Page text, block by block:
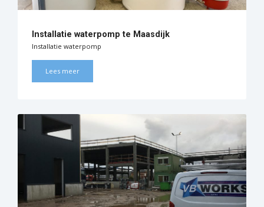
Installatie waterpomp te Maasdijk
Installatie waterpomp
Lees meer